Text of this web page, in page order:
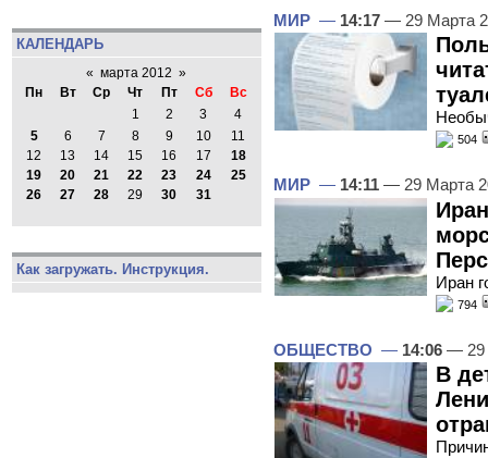
КАЛЕНДАРЬ
« марта 2012 »
Пн
Вт Ср Чт Пт Сб
Вс
1
2 3
4
5
6 7 8 9 10
11
12
13 14 15 16 17
18
19
20 21 22 23 24
25
26
27 28 29 30 31
Как загружать. Инструкция.
МИР — 14:17 — 29 Марта
504
МИР — 14:11 — 29 Марта
Иран
794
ОБЩЕСТВО — 14:06 — 29
В